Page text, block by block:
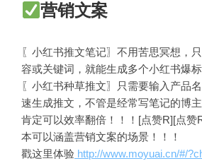
营销文案
〖小红书推文笔记〗不用苦思冥想，
容或关键词，就能生成多个小红书爆
〖小红书种草推文〗只需要输入产品
速生成推文，不管是经常写笔记的博
肯定可以效率翻倍！！！[点赞R][点赞
本可以涵盖营销文案的场景！！！
戳这里体验 http://www.moyuai.cn/#/